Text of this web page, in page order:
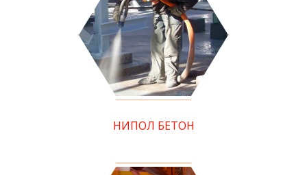
НИПОЛ БЕТОН